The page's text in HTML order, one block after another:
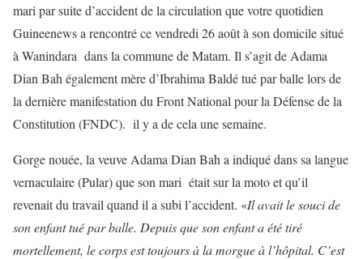
mari par suite d’accident de la circulation que votre quotidien
Guineenews a rencontré ce vendredi 26 août à son domicile situé
à Wanindara dans la commune de Matam. Il s’agit de Adama
Dian Bah également mère d’Ibrahima Baldé tué par balle lors de
la dernière manifestation du Front National pour la Défense de la
Constitution (FNDC). il y a de cela une semaine.
Gorge nouée, la veuve Adama Dian Bah a indiqué dans sa langue
vernaculaire (Pular) que son mari était sur la moto et qu’il
revenait du travail quand il a subi l’accident. «Il avait le souci de
son enfant tué par balle. Depuis que son enfant a été tiré
mortellement, le corps est toujours à la morgue à l’hôpital. C’est